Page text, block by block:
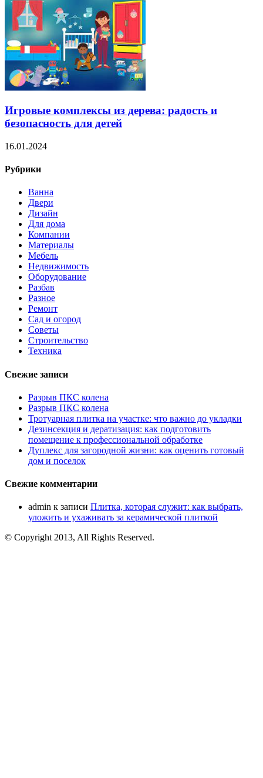
Игровые комплексы из дерева: радость и
безопасность для детей
16.01.2024
Рубрики
Ванна
Двери
Дизайн
Для дома
Компании
Материалы
Мебель
Недвижимость
Оборудование
Разбав
Разное
Ремонт
Сад и огород
Советы
Строительство
Техника
Свежие записи
Разрыв ПКС колена
Разрыв ПКС колена
Тротуарная плитка на участке: что важно до укладки
Дезинсекция и дератизация: как подготовить
помещение к профессиональной обработке
Дуплекс для загородной жизни: как оценить готовый
дом и поселок
Свежие комментарии
admin к записи Плитка, которая служит: как выбрать,
уложить и ухаживать за керамической плиткой
© Copyright 2013, All Rights Reserved.